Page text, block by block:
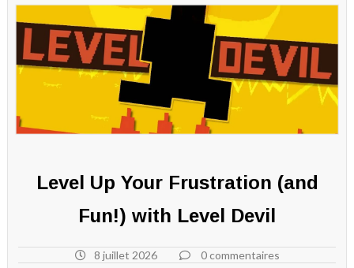
Level Up Your Frustration (and
Fun!) with Level Devil
8 juillet 2026 0 commentaires